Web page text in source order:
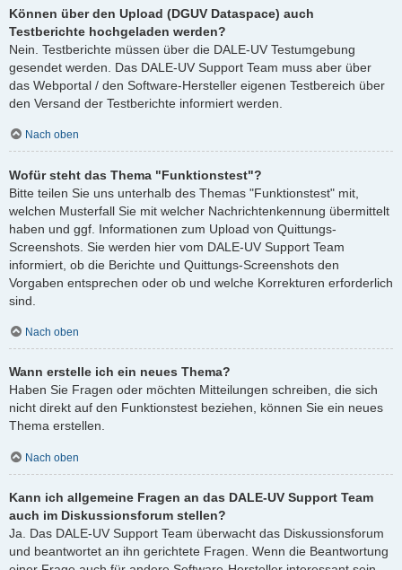
Können über den Upload (DGUV Dataspace) auch
Testberichte hochgeladen werden?
Nein. Testberichte müssen über die DALE-UV Testumgebung
gesendet werden. Das DALE-UV Support Team muss aber über
das Webportal / den Software-Hersteller eigenen Testbereich über
den Versand der Testberichte informiert werden.
Nach oben
Wofür steht das Thema "Funktionstest"?
Bitte teilen Sie uns unterhalb des Themas "Funktionstest" mit,
welchen Musterfall Sie mit welcher Nachrichtenkennung übermittelt
haben und ggf. Informationen zum Upload von Quittungs-
Screenshots. Sie werden hier vom DALE-UV Support Team
informiert, ob die Berichte und Quittungs-Screenshots den
Vorgaben entsprechen oder ob und welche Korrekturen erforderlich
sind.
Nach oben
Wann erstelle ich ein neues Thema?
Haben Sie Fragen oder möchten Mitteilungen schreiben, die sich
nicht direkt auf den Funktionstest beziehen, können Sie ein neues
Thema erstellen.
Nach oben
Kann ich allgemeine Fragen an das DALE-UV Support Team
auch im Diskussionsforum stellen?
Ja. Das DALE-UV Support Team überwacht das Diskussionsforum
und beantwortet an ihn gerichtete Fragen. Wenn die Beantwortung